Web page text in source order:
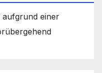
aufgrund einer